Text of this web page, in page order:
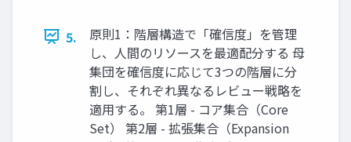
5.
原則1：階層構造で「確信度」を管理
し、人間のリソースを最適配分する 母
集団を確信度に応じて3つの階層に分
割し、それぞれ異なるレビュー戦略を
適用する。 第1層 - コア集合（Core
Set） 第2層 - 拡張集合（Expansion